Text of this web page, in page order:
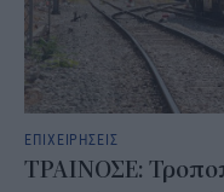
ΕΠΙΧΕΙΡΗΣΕΙΣ
ΤΡΑΙΝΟΣΕ: